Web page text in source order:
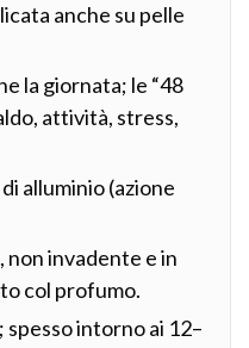
anche su pelle
la giornata; le “48
attività, stress,
alluminio (azione
invadente e in
col profumo.
intorno ai 12–